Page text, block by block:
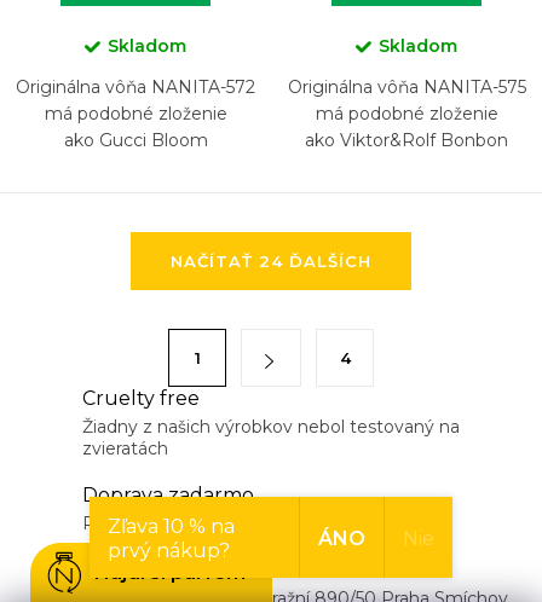
Skladom
Originálna vôňa NANITA-572
má podobné zloženie
ako Gucci Bloom
Skladom
Originálna vôňa NANITA-575
má podobné zloženie
ako Viktor&Rolf Bonbon
v
NAČÍTAŤ 24 ĎALŠÍCH
1 4
Cruelty free
Žiadny z našich výrobkov nebol testovaný na
zvieratách
Doprava zadarmo
Pri nákupe nad 85 eur platíme dopravu my!
Nájdi si parfém
Zľava 10 % na
prvý nákup?
ÁNO Nie